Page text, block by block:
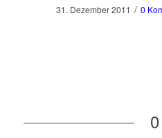
31. Dezember 2011 / 0
0